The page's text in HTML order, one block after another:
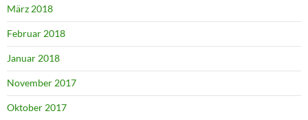
März 2018
Februar 2018
Januar 2018
November 2017
Oktober 2017